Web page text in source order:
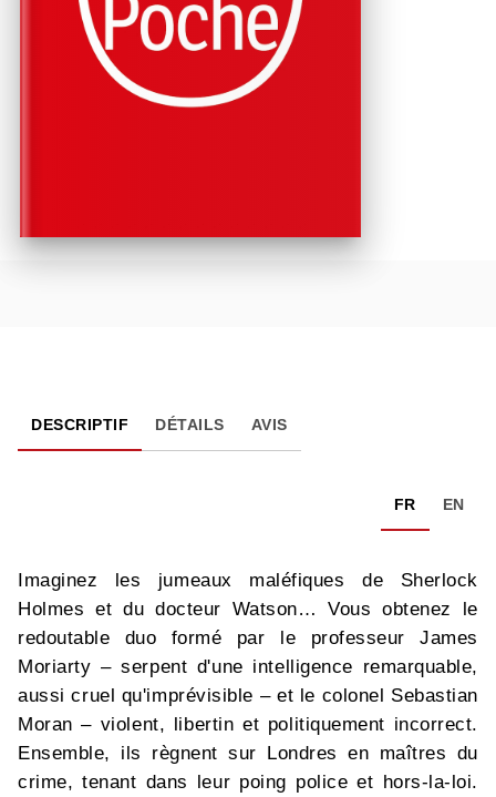
DESCRIPTIF DÉTAILS AVIS
FR EN
Imaginez les jumeaux maléfiques de Sherlock
Holmes et du docteur Watson… Vous obtenez le
redoutable duo formé par le professeur James
Moriarty – serpent d'une intelligence remarquable,
aussi cruel qu'imprévisible – et le colonel Sebastian
Moran – violent, libertin et politiquement incorrect.
Ensemble, ils règnent sur Londres en maîtres du
crime, tenant dans leur poing police et hors-la-loi.